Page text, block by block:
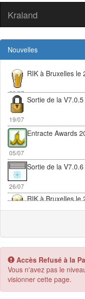
Kraland
Nouvelles
23/07
RIK à Bruxelles le
19/07
Sortie de la V7.0.5
05/07
26/07
23/07
Accès Refusé à la
Vous n'avez pas le
visionner cette page.